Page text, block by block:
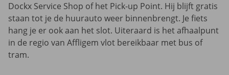
Dockx Service Shop of het Pick-up Point. Hij blijft gratis
staan tot je de huurauto weer binnenbrengt. Je fiets
hang je er ook aan het slot. Uiteraard is het afhaalpunt
in de regio van Affligem vlot bereikbaar met bus of
tram.